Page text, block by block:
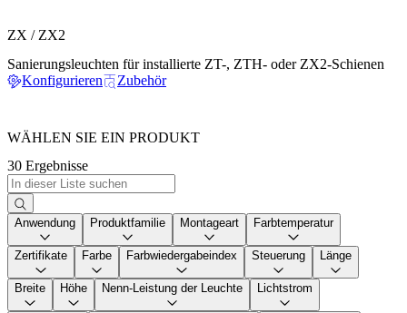
ZX / ZX2
Sanierungsleuchten für installierte ZT-, ZTH- oder ZX2-Schienen
Konfigurieren
Zubehör
WÄHLEN SIE EIN PRODUKT
30 Ergebnisse
Anwendung Produktfamilie Montageart Farbtemperatur
Zertifikate Farbe Farbwiedergabeindex Steuerung Länge
Breite Höhe Nenn-Leistung der Leuchte Lichtstrom